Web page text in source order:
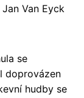
Van Eyck
se
doprovázen
hudby se